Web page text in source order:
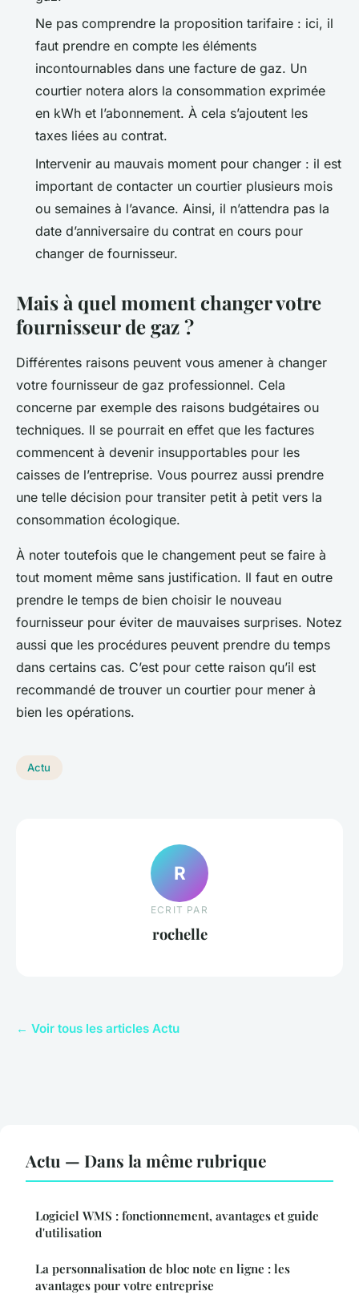
Ne pas comprendre la proposition tarifaire : ici, il
faut prendre en compte les éléments
incontournables dans une facture de gaz. Un
courtier notera alors la consommation exprimée
en kWh et l’abonnement. À cela s’ajoutent les
taxes liées au contrat.
Intervenir au mauvais moment pour changer : il est
important de contacter un courtier plusieurs mois
ou semaines à l’avance. Ainsi, il n’attendra pas la
date d’anniversaire du contrat en cours pour
changer de fournisseur.
Mais à quel moment changer votre
fournisseur de gaz ?
Différentes raisons peuvent vous amener à changer
votre fournisseur de gaz professionnel. Cela
concerne par exemple des raisons budgétaires ou
techniques. Il se pourrait en effet que les factures
commencent à devenir insupportables pour les
caisses de l’entreprise. Vous pourrez aussi prendre
une telle décision pour transiter petit à petit vers la
consommation écologique.
À noter toutefois que le changement peut se faire à
tout moment même sans justification. Il faut en outre
prendre le temps de bien choisir le nouveau
fournisseur pour éviter de mauvaises surprises. Notez
aussi que les procédures peuvent prendre du temps
dans certains cas. C’est pour cette raison qu’il est
recommandé de trouver un courtier pour mener à
bien les opérations.
Actu
R
ECRIT PAR
rochelle
← Voir tous les articles Actu
Actu — Dans la même rubrique
Logiciel WMS : fonctionnement, avantages et guide
d'utilisation
La personnalisation de bloc note en ligne : les
avantages pour votre entreprise